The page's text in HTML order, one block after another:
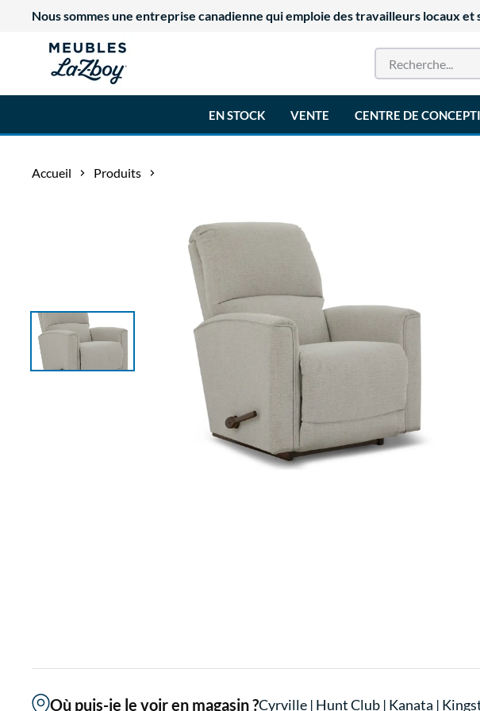
Nous sommes une entreprise canadienne qui emploie des travailleurs locaux
EN STOCK VENTE CENTRE DE
Accueil Produits
Où puis-je le voir en magasin ?Cyrville | Hunt Club | Kanata |